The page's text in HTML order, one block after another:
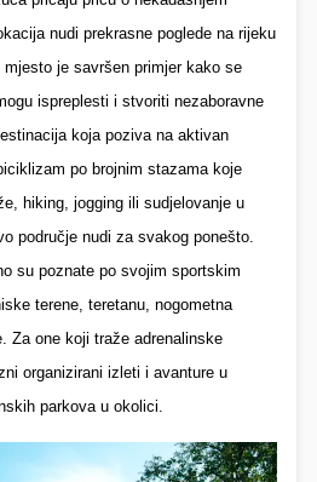
nudi prekrasne poglede na rijeku
je savršen primjer kako se
ispreplesti i stvoriti nezaboravne
koja poziva na aktivan
po brojnim stazama koje
hiking, jogging ili sudjelovanje u
područje nudi za svakog ponešto
su poznate po svojim sportskim
terene, teretanu, nogometna
Za one koji traže adrenalinske
organizirani izleti i avanture u
parkova u okolici.